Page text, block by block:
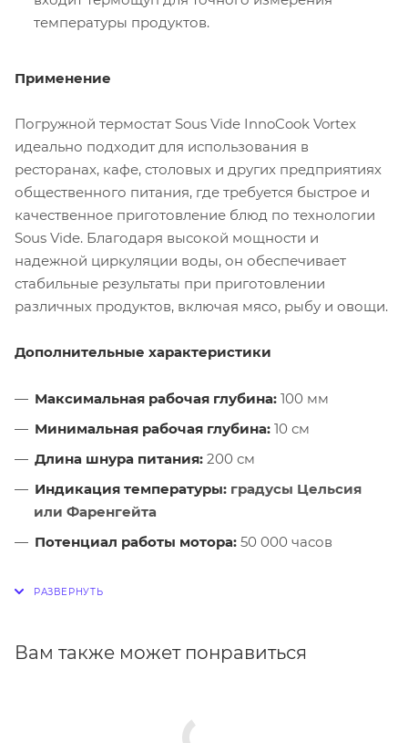
температуры продуктов.
Применение
Погружной термостат Sous Vide InnoCook Vortex
идеально подходит для использования в
ресторанах, кафе, столовых и других предприятиях
общественного питания, где требуется быстрое и
качественное приготовление блюд по технологии
Sous Vide. Благодаря высокой мощности и
надежной циркуляции воды, он обеспечивает
стабильные результаты при приготовлении
различных продуктов, включая мясо, рыбу и овощи.
Дополнительные характеристики
Максимальная рабочая глубина: 100 мм
Минимальная рабочая глубина: 10 см
Длина шнура питания: 200 см
Индикация температуры: градусы Цельсия
или Фаренгейта
Потенциал работы мотора: 50 000 часов
Вам также может понравиться